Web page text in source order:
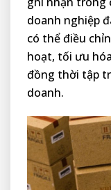
doanh nghiệp
có thể điều
hoạt, tối ưu
đồng thời tập
doanh.